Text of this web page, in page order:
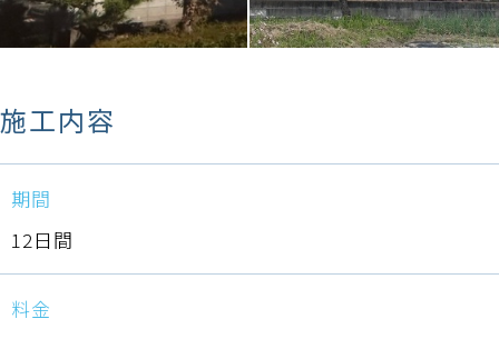
施工内容
期間
12日間
料金